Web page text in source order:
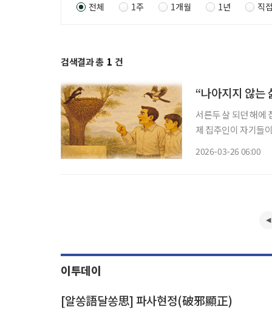
전체 1주 1개월 1년 직
검색결과 총 1 건
“나아지지 않는
서른두 살 되던 해에
제 집주인이 자기들
2026-03-26 06:00
이투데이
[알쏭語달쏭思] 파사현정(破邪顯正)